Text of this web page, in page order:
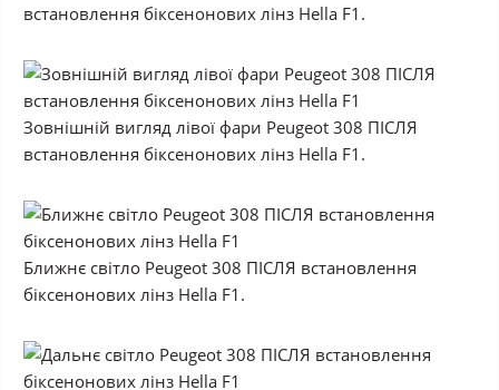
встановлення біксенонових лінз Hella F1.
Зовнішній вигляд лівої фари Peugeot 308 ПІСЛЯ
встановлення біксенонових лінз Hella F1.
Ближнє світло Peugeot 308 ПІСЛЯ встановлення
біксенонових лінз Hella F1.